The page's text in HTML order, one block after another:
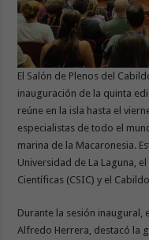
El Salón de Plenos del
inauguración de la quinta
reúne en la isla hasta el
especialistas de todo el
marina de la Macaronesia.
Universidad de La Laguna,
Científicas (CSIC) y el
Durante la sesión
Alfredo Herrera, destacó la